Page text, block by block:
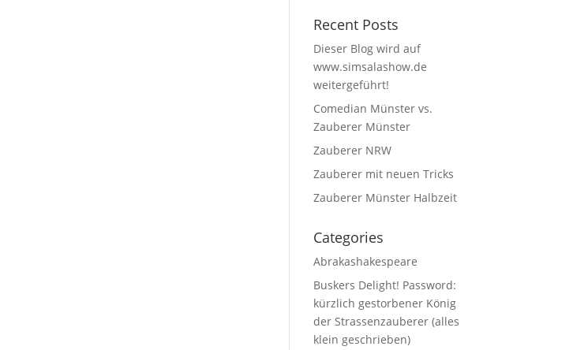
Recent Posts
Dieser Blog wird auf
www.simsalashow.de
weitergeführt!
Comedian Münster vs.
Zauberer Münster
Zauberer NRW
Zauberer mit neuen Tricks
Zauberer Münster Halbzeit
Categories
Abrakashakespeare
Buskers Delight! Password:
kürzlich gestorbener König
der Strassenzauberer (alles
klein geschrieben)